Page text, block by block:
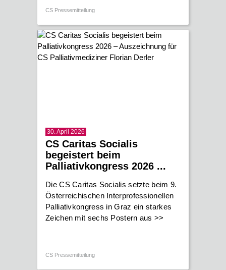
CS Pressemitteilung
30. April 2026
CS Caritas Socialis
begeistert beim
Palliativkongress 2026 ...
Die CS Caritas Socialis setzte beim 9.
Österreichischen Interprofessionellen
Palliativkongress in Graz ein starkes
Zeichen mit sechs Postern aus>>
CS Pressemitteilung